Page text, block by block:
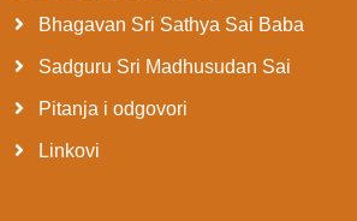
Bhagavan Sri Sathya Sai Baba
Sadguru Sri Madhusudan Sai
Pitanja i odgovori
Linkovi